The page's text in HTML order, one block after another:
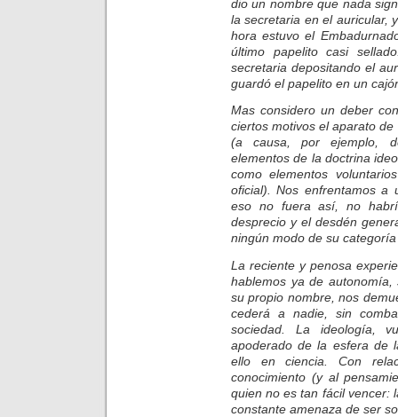
dio un nombre que nada
la secretaria en el auricular,
hora estuvo el
último papelito casi
secretaria depositando el
guardó el papelito en un
Mas considero un deber
ciertos motivos el aparato
(a causa, por ejemplo,
elementos de la doctrina
como elementos
oficial). Nos enfrentamos a
eso no fuera así, no
desprecio y el desdén
ningún modo de su
La reciente y penosa
hablemos ya de
su propio nombre, nos
cederá a nadie, sin
sociedad. La ideología,
apoderado de la esfera de
ello en ciencia. Con
conocimiento (y al
quien no es tan fácil vencer:
constante amenaza de ser